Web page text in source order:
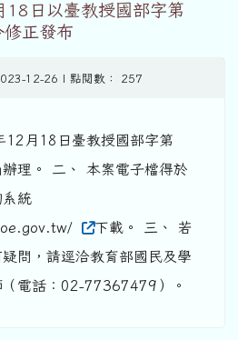
日以臺教授國部字第
正發布
12-26 | 點閱數： 257
12月18日臺教授國部字第
理。 二、 本案電子檔得於
系統
下載。 三、 若
問，請逕洽教育部國民及學
電話：02-77367479）。